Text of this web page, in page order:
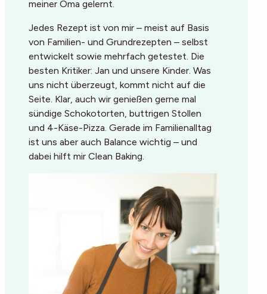
meiner Oma gelernt.
Jedes Rezept ist von mir – meist auf Basis
von Familien- und Grundrezepten – selbst
entwickelt sowie mehrfach getestet. Die
besten Kritiker: Jan und unsere Kinder. Was
uns nicht überzeugt, kommt nicht auf die
Seite. Klar, auch wir genießen gerne mal
sündige Schokotorten, buttrigen Stollen
und 4-Käse-Pizza. Gerade im Familienalltag
ist uns aber auch Balance wichtig – und
dabei hilft mir Clean Baking.